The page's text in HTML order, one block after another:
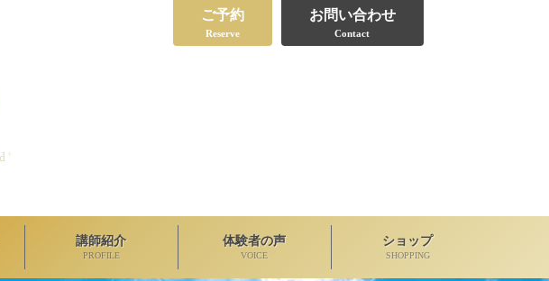
講師紹介
PROFILE
体験者の声
VOICE
ショップ
SHOPPING
ご予約
Reserve
お問い合わせ
Contact